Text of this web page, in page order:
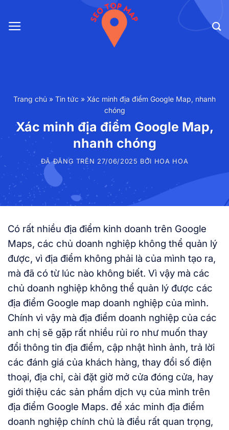
đến
Trang chủ » Tin tức » Xác minh địa điểm Google Map, nhanh
chóng
Xác minh địa điểm Google Map,
nhanh chóng
ĐÃ ĐĂNG TRÊN 27/06/2025 BỞI HOA HOA
Có rất nhiều địa điểm kinh doanh trên Google
Maps, các chủ doanh nghiệp không thể quản lý
được, vì địa điểm không phải là của mình tạo ra,
mà đã có từ lúc nào không biết. Vì vậy mà các
chủ doanh nghiệp không thể quản lý được các
địa điểm Google map doanh nghiệp của mình.
Chính vì vậy mà địa điểm doanh nghiệp của các
anh chị sẽ gặp rất nhiều rủi ro như muốn thay
đổi thông tin địa điểm, cập nhật hình ảnh, trả lời
các đánh giá của khách hàng, thay đổi số điện
thoại, địa chỉ, cài đặt giờ mở cửa đóng cửa, hay
giới thiệu các sản phẩm dịch vụ của mình trên
địa điểm Google Maps. để xác minh địa điểm
doanh nghiệp chính chủ là điều rất quan trọng,